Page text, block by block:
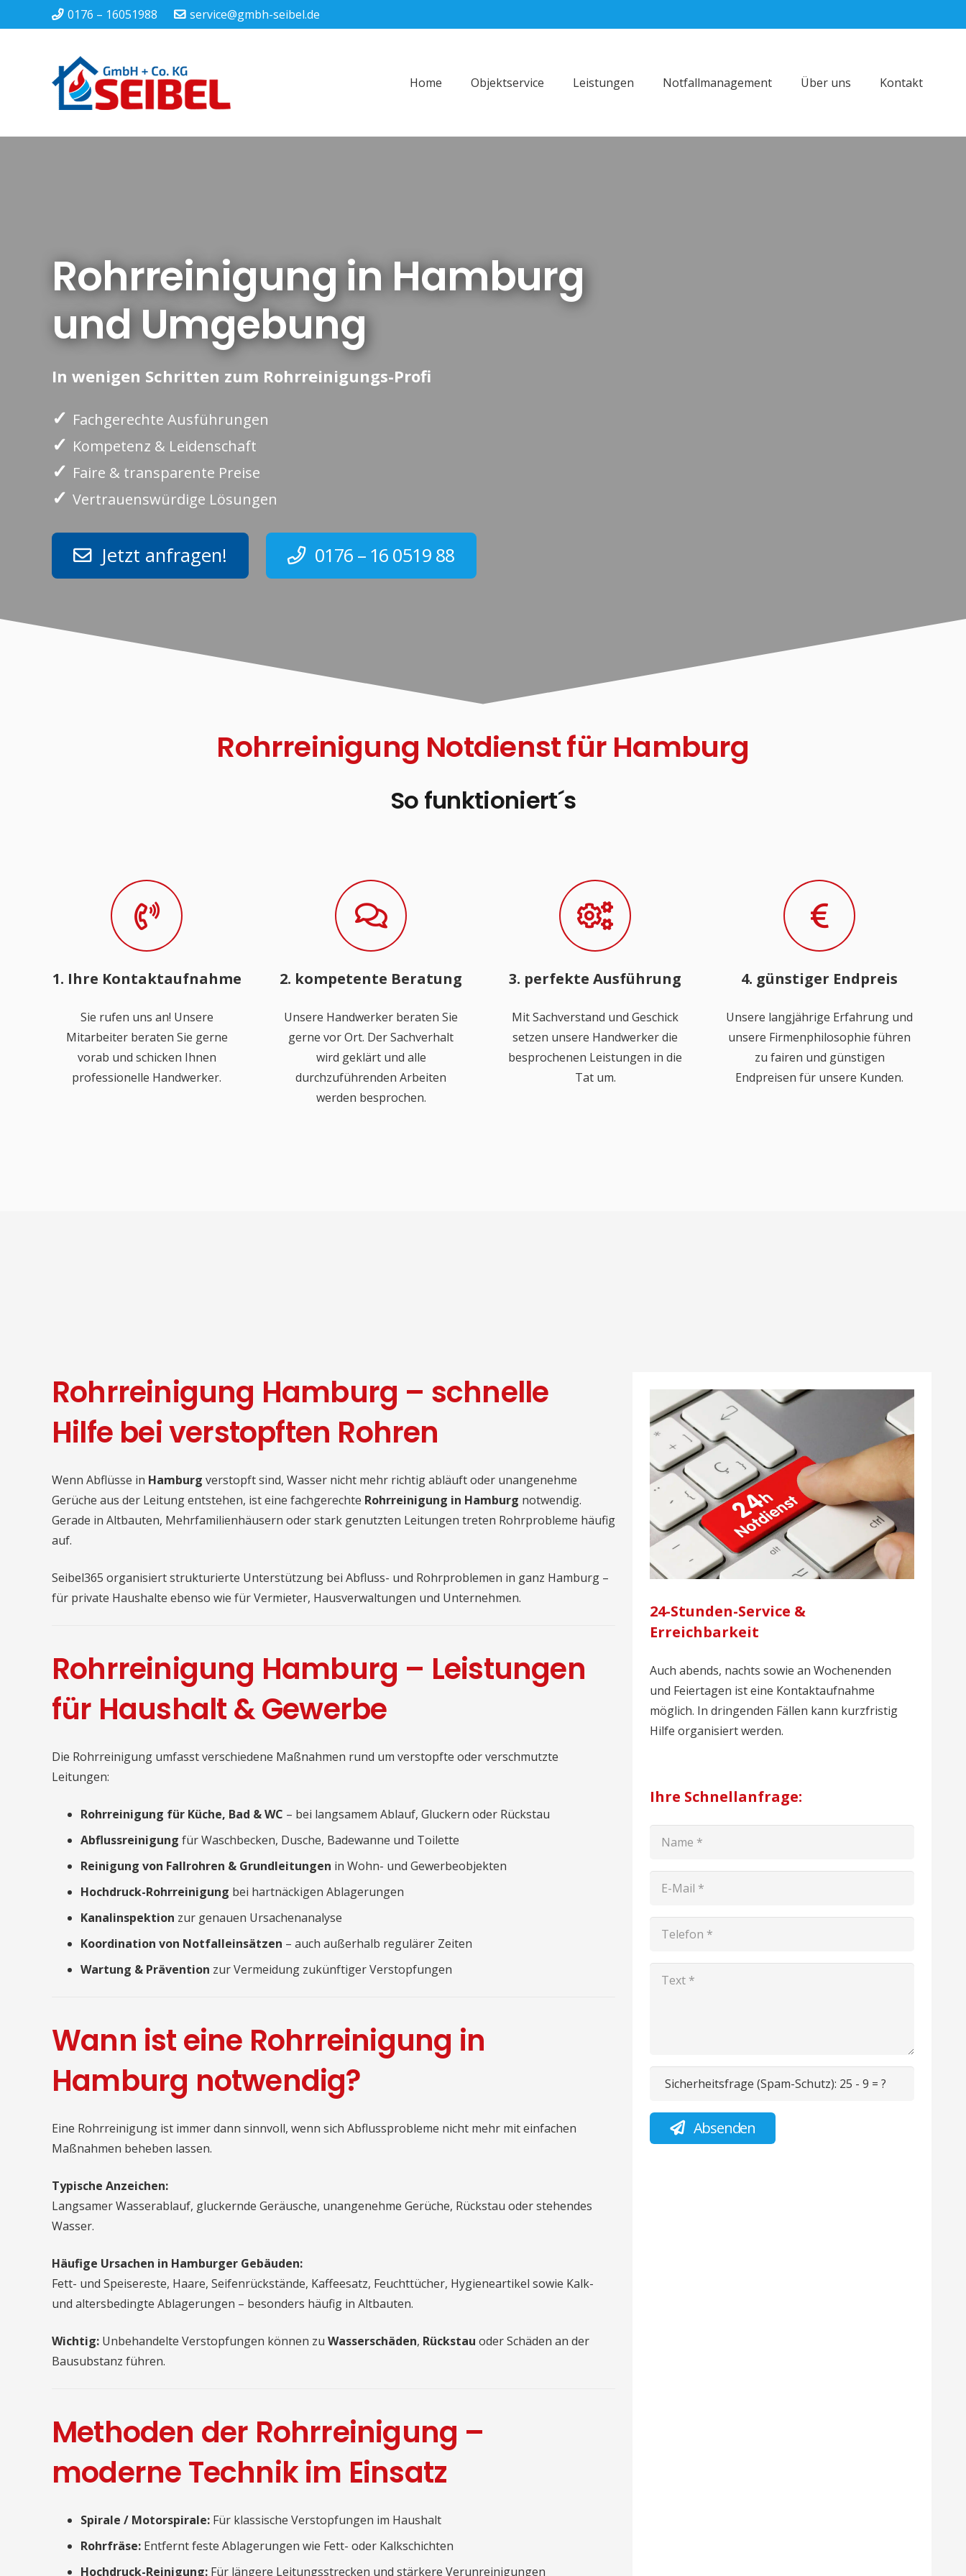
0176 – 16051988 service@gmbh-seibel.de
Home Objektservice Leistungen Notfallmanagement Über uns Kontakt
Rohrreinigung in Hamburg
und Umgebung
In wenigen Schritten zum Rohrreinigungs-Profi
✓ Fachgerechte Ausführungen
✓ Kompetenz & Leidenschaft
✓ Faire & transparente Preise
✓ Vertrauenswürdige Lösungen
Jetzt anfragen! 0176 – 16 0519 88
Rohrreinigung Notdienst für Hamburg
So funktioniert´s
1. Ihre Kontaktaufnahme
Sie rufen uns an! Unsere
Mitarbeiter beraten Sie gerne
vorab und schicken Ihnen
professionelle Handwerker.
2. kompetente Beratung
Unsere Handwerker beraten Sie
gerne vor Ort. Der Sachverhalt
wird geklärt und alle
durchzuführenden Arbeiten
werden besprochen.
3. perfekte Ausführung
Mit Sachverstand und Geschick
setzen unsere Handwerker die
besprochenen Leistungen in die
Tat um.
4. günstiger Endpreis
Unsere langjährige Erfahrung und
unsere Firmenphilosophie führen
zu fairen und günstigen
Endpreisen für unsere Kunden.
Rohrreinigung Hamburg – schnelle
Hilfe bei verstopften Rohren
Wenn Abflüsse in Hamburg verstopft sind, Wasser nicht mehr richtig abläuft oder unangenehme
Gerüche aus der Leitung entstehen, ist eine fachgerechte Rohrreinigung in Hamburg notwendig.
Gerade in Altbauten, Mehrfamilienhäusern oder stark genutzten Leitungen treten Rohrprobleme häufig
auf.
Seibel365 organisiert strukturierte Unterstützung bei Abfluss- und Rohrproblemen in ganz Hamburg –
für private Haushalte ebenso wie für Vermieter, Hausverwaltungen und Unternehmen.
Rohrreinigung Hamburg – Leistungen
für Haushalt & Gewerbe
Die Rohrreinigung umfasst verschiedene Maßnahmen rund um verstopfte oder verschmutzte
Leitungen:
Rohrreinigung für Küche, Bad & WC – bei langsamem Ablauf, Gluckern oder Rückstau
Abflussreinigung für Waschbecken, Dusche, Badewanne und Toilette
Reinigung von Fallrohren & Grundleitungen in Wohn- und Gewerbeobjekten
Hochdruck-Rohrreinigung bei hartnäckigen Ablagerungen
Kanalinspektion zur genauen Ursachenanalyse
Koordination von Notfalleinsätzen – auch außerhalb regulärer Zeiten
Wartung & Prävention zur Vermeidung zukünftiger Verstopfungen
Wann ist eine Rohrreinigung in
Hamburg notwendig?
Eine Rohrreinigung ist immer dann sinnvoll, wenn sich Abflussprobleme nicht mehr mit einfachen
Maßnahmen beheben lassen.
Typische Anzeichen:
Langsamer Wasserablauf, gluckernde Geräusche, unangenehme Gerüche, Rückstau oder stehendes
Wasser.
Häufige Ursachen in Hamburger Gebäuden:
Fett- und Speisereste, Haare, Seifenrückstände, Kaffeesatz, Feuchttücher, Hygieneartikel sowie Kalk-
und altersbedingte Ablagerungen – besonders häufig in Altbauten.
Wichtig: Unbehandelte Verstopfungen können zu Wasserschäden, Rückstau oder Schäden an der
Bausubstanz führen.
Methoden der Rohrreinigung –
moderne Technik im Einsatz
Spirale / Motorspirale: Für klassische Verstopfungen im Haushalt
Rohrfräse: Entfernt feste Ablagerungen wie Fett- oder Kalkschichten
Hochdruck-Reinigung: Für längere Leitungsstrecken und stärkere Verunreinigungen
24-Stunden-Service &
Erreichbarkeit
Auch abends, nachts sowie an Wochenenden
und Feiertagen ist eine Kontaktaufnahme
möglich. In dringenden Fällen kann kurzfristig
Hilfe organisiert werden.
Ihre Schnellanfrage:
Sicherheitsfrage (Spam-Schutz): 25 - 9 = ?
Absenden